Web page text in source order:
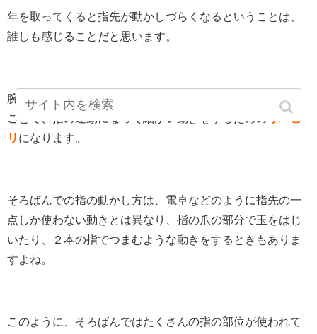
年を取ってくると指先が動かしづらくなるということは、
誰しも感じることだと思います。
腕や指に障害がある人にとっては、そろばんで玉をはじく
ことで、指の運動になって細かい動きをするためのリハビ
リ になります。
そろばんでの指の動かし方は、電卓などのように指先の一
点しか使わない動きとは異なり、指の爪の部分で玉をはじ
いたり、２本の指でつまむような動きをするときもありま
すよね。
このように、そろばんではたくさんの指の部位が使われて